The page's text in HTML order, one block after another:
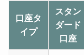
口座タ
イプ
スタン
ダード
口座